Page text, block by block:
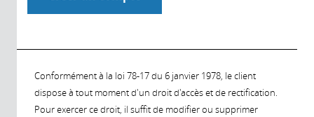
Conformément à la loi 78-17 du 6 janvier 1978, le client
dispose à tout moment d'un droit d'accès et de rectification.
Pour exercer ce droit, il suffit de modifier ou supprimer